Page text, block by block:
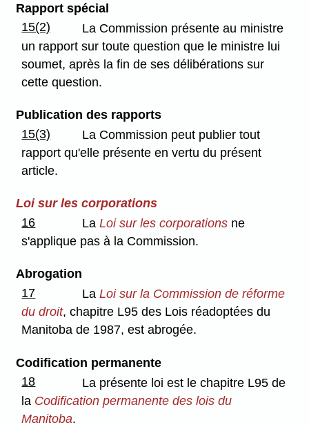
Rapport spécial
15(2)
La Commission présente au ministre
un rapport sur toute question que le ministre lui
soumet, après la fin de ses délibérations sur
cette question.
Publication des rapports
15(3)
La Commission peut publier tout
rapport qu'elle présente en vertu du présent
article.
Loi sur les corporations
16
LaLoi sur les corporations ne
s'applique pas à la Commission.
Abrogation
17
LaLoi sur la Commission de réforme
du droit, chapitre L95 des Lois réadoptées du
Manitoba de 1987, est abrogée.
Codification permanente
18
La présente loi est le chapitre L95 de
la Codification permanente des lois du
Manitoba.